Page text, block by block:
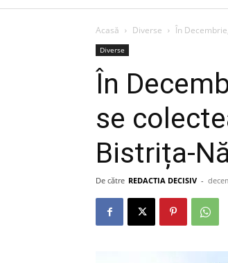
Acasă Diverse În
Diverse
În
se
Bistrița-
De către REDACTIA DECISIV -